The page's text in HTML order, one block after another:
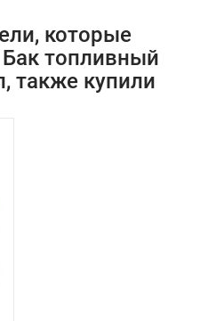
которые
топливный
также купили